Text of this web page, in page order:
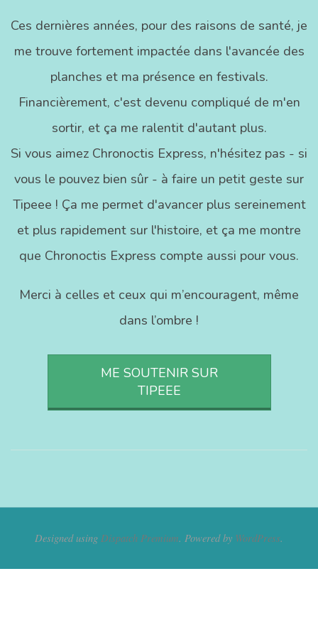
Ces dernières années, pour des raisons de santé, je
me trouve fortement impactée dans l'avancée des
planches et ma présence en festivals.
Financièrement, c'est devenu compliqué de m'en
sortir, et ça me ralentit d'autant plus.
Si vous aimez Chronoctis Express, n'hésitez pas - si
vous le pouvez bien sûr - à faire un petit geste sur
Tipeee ! Ça me permet d'avancer plus sereinement
et plus rapidement sur l'histoire, et ça me montre
que Chronoctis Express compte aussi pour vous.
Merci à celles et ceux qui m’encouragent, même
dans l’ombre !
ME SOUTENIR SUR
TIPEEE
Designed using Dispatch Premium. Powered by WordPress.